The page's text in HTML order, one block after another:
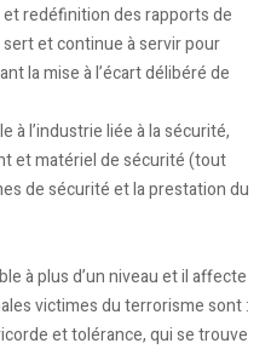
redéfinition des rapports de
et continue à servir pour
la mise à l’écart délibéré de
à l’industrie liée à la sécurité,
et matériel de sécurité (tout
de sécurité et la prestation du
à plus d’un niveau et il affecte
victimes du terrorisme sont :
et tolérance, qui se trouve